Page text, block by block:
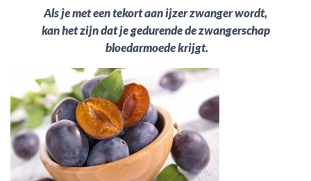
Als je met een tekort aan ijzer zwanger wordt,
kan het zijn dat je gedurende de zwangerschap
bloedarmoede krijgt.